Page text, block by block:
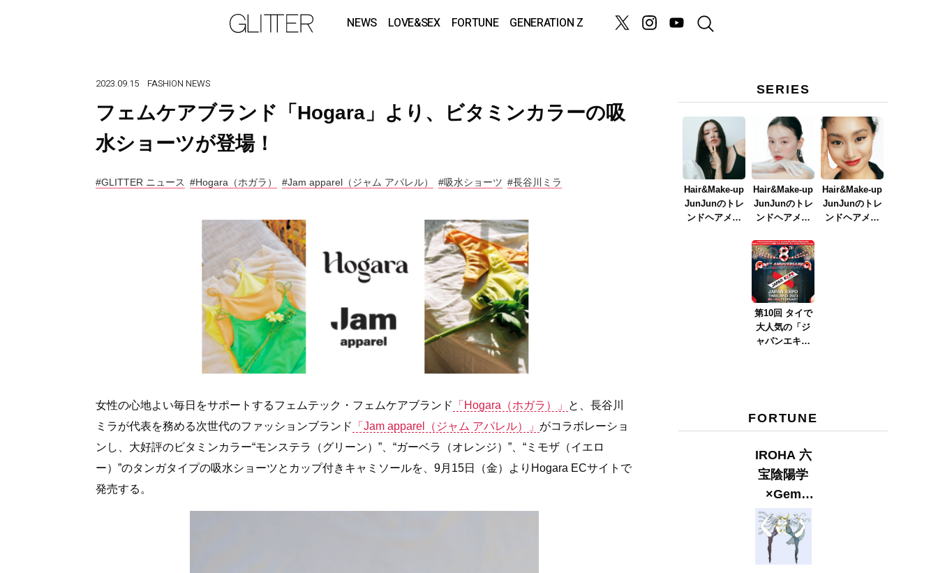
NEWS LOVE&SEX FORTUNE GENERATION Z
2023.09.15 FASHION NEWS
フェムケアブランド「Hogara」より、ビタミンカラーの吸
水ショーツが登場！
#GLITTER ニュース #Hogara（ホガラ） #Jam apparel（ジャム アパレル） #吸水ショーツ #長谷川ミラ
女性の心地よい毎日をサポートするフェムテック・フェムケアブランド 「Hogara（ホガラ）」
と、長谷川
ミラが代表を務める次世代のファッションブランド
「Jam apparel（ジャム アパレル）」 がコラボレーショ
ンし、大好評のビタミンカラー“モンステラ（グリーン）”、“ガーベラ（オレンジ）”、“ミモザ（イエロ
ー）”のタンガタイプの吸水ショーツとカップ付きキャミソールを、9月15日（金）よりHogara ECサイトで
発売する。
SERIES
Hair&Make-up
JunJunのトレ
ンドヘアメイ
Hair&Make-up
JunJunのトレ
ンドヘアメイ
イク
ver.2023』
Hair&Make-up
JunJunのトレ
ンドヘアメイ
第10回 タイで
大人気の「ジ
ャパンエキス
FORTUNE
IROHA 六
宝陰陽学
×Gem
Muse
【GLITTER
2023